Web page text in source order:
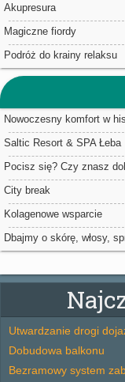
Akupresura
Magiczne fiordy
Podróż do krainy relaksu
Nowoczesny komfort w
Saltic Resort & SPA Łeba
Pocisz się? Czy znasz
City break
Kolagenowe wsparcie
Dbajmy o skórę, włosy,
Utwardzanie drogi
Dobudowa balkonu
Bezramowy system